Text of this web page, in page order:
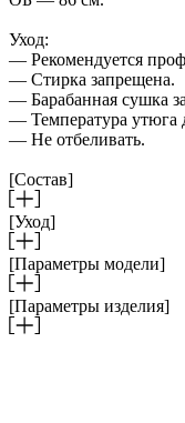
Уход:
— Рекомендуется
— Стирка запрещена.
— Барабанная сушка
— Температура утюга
— Не отбеливать.
[Состав]
[Уход]
[Параметры модели]
[Параметры изделия]